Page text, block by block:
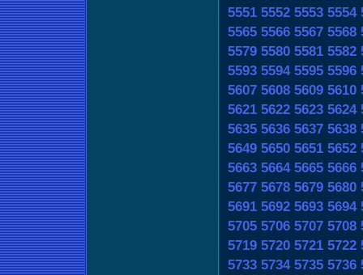
5551 5552 5553 5554
5565 5566 5567 5568
5579 5580 5581 5582
5593 5594 5595 5596
5607 5608 5609 5610
5621 5622 5623 5624
5635 5636 5637 5638
5649 5650 5651 5652
5663 5664 5665 5666
5677 5678 5679 5680
5691 5692 5693 5694
5705 5706 5707 5708
5719 5720 5721 5722
5733 5734 5735 5736